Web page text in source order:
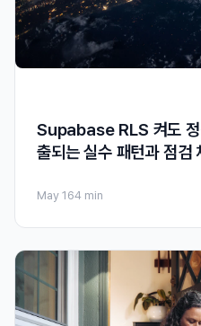
Supabase RLS 켜도 정
출되는 실수 패턴과 점검
May 164 min